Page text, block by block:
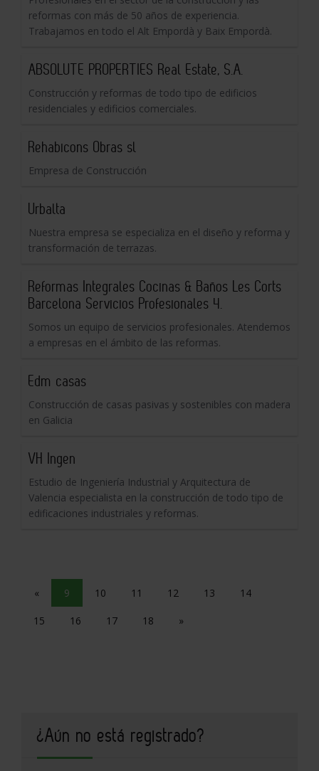
reformas con más de 50 años de experiencia.
Trabajamos en todo el Alt Empordà y Baix Empordà.
ABSOLUTE PROPERTIES Real Estate, S.A.
Construcción y reformas de todo tipo de edificios
residenciales y edificios comerciales.
Rehabicons Obras sl
Empresa de Construcción
Urbalta
Nuestra empresa se especializa en el diseño y reforma y
transformación de terrazas.
Reformas Integrales Cocinas & Baños Les Corts
Barcelona Servicios Profesionales 4.
Somos un equipo de servicios profesionales. Atendemos
a empresas en el ámbito de las reformas.
Edm casas
Construcción de casas pasivas y sostenibles con madera
en Galicia
VH Ingen
Estudio de Ingeniería Industrial y Arquitectura de
Valencia especialista en la construcción de todo tipo de
edificaciones industriales y reformas.
« 9 10 11 12 13 14
15 16 17 18 »
¿Aún no está registrado?